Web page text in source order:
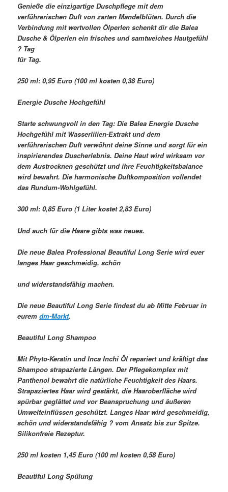
Genieße die einzigartige Duschpflege mit dem
verführerischen Duft von zarten Mandelblüten. Durch die
Verbindung mit wertvollen Ölperlen schenkt dir die Balea
Dusche & Ölperlen ein frisches und samtweiches Hautgefühl
? Tag
für Tag.
250 ml: 0,95 Euro (100 ml kosten 0,38 Euro)
Energie Dusche Hochgefühl
Starte schwungvoll in den Tag: Die Balea Energie Dusche
Hochgefühl mit Wasserlilien-Extrakt und dem
verführerischen Duft verwöhnt deine Sinne und sorgt für ein
inspirierendes Duscherlebnis. Deine Haut wird wirksam vor
dem Austrocknen geschützt und ihre Feuchtigkeitsbalance
wird bewahrt. Die harmonische Duftkomposition vollendet
das Rundum-Wohlgefühl.
300 ml: 0,85 Euro (1 Liter kostet 2,83 Euro)
Und auch für die Haare gibts was neues.
Die neue Balea Professional Beautiful Long Serie wird euer
langes Haar geschmeidig, schön
und widerstandsfähig machen.
Die neue Beautiful Long Serie findest du ab Mitte Februar in
euremdm-Markt.
Beautiful Long Shampoo
Mit Phyto-Keratin und Inca Inchi Öl repariert und kräftigt das
Shampoo strapazierte Längen. Der Pflegekomplex mit
Panthenol bewahrt die natürliche Feuchtigkeit des Haars.
Strapaziertes Haar wird gestärkt, die Haaroberfläche wird
spürbar geglättet und vor Beanspruchung und äußeren
Umwelteinflüssen geschützt. Langes Haar wird geschmeidig,
schön und widerstandsfähig ? vom Ansatz bis zur Spitze.
Silikonfreie Rezeptur.
250 ml kosten 1,45 Euro (100 ml kosten 0,58 Euro)
Beautiful Long Spülung